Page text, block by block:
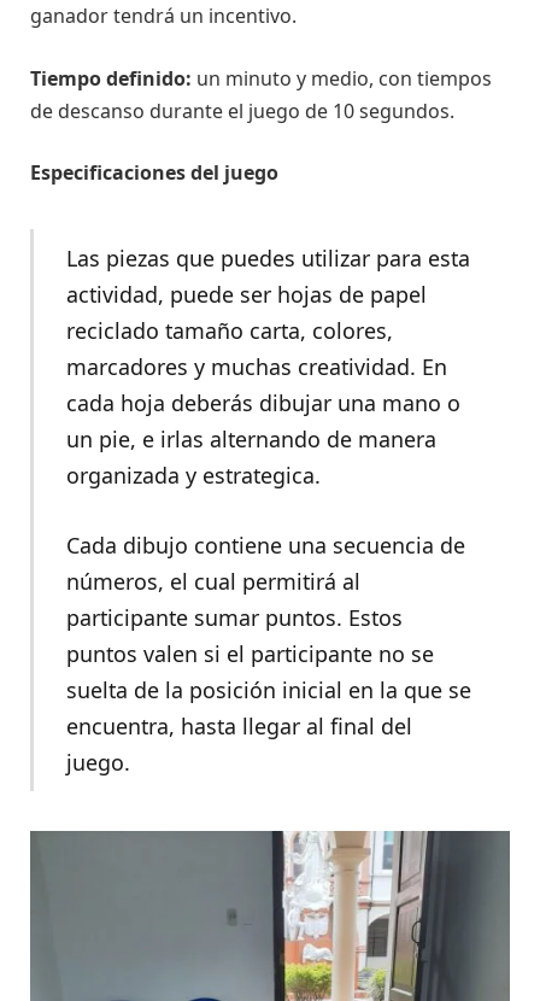
ganador tendrá un incentivo.
Tiempo definido: un minuto y medio, con tiempos
de descanso durante el juego de 10 segundos.
Especificaciones del juego
Las piezas que puedes utilizar para esta
actividad, puede ser hojas de papel
reciclado tamaño carta, colores,
marcadores y muchas creatividad. En
cada hoja deberás dibujar una mano o
un pie, e irlas alternando de manera
organizada y estrategica.
Cada dibujo contiene una secuencia de
números, el cual permitirá al
participante sumar puntos. Estos
puntos valen si el participante no se
suelta de la posición inicial en la que se
encuentra, hasta llegar al final del
juego.